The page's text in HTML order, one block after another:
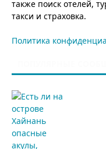
также поиск отелей,
такси и страховка.
Политика